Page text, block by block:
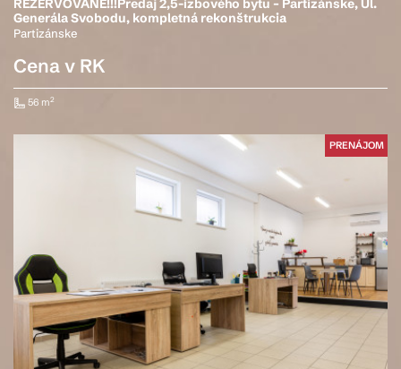
REZERVOVANÉ!!!Predaj 2,5-izbového bytu – Partizánske, Ul.
Generála Svobodu, kompletná rekonštrukcia
Partizánske
Cena v RK
56 m2
PRENÁJOM